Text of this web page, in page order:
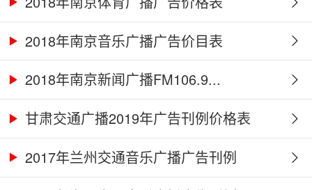
2018年南京音乐广播广告价目表
2018年南京新闻广播FM106.9...
甘肃交通广播2019年广告刊例价格表
2017年兰州交通音乐广播广告刊例